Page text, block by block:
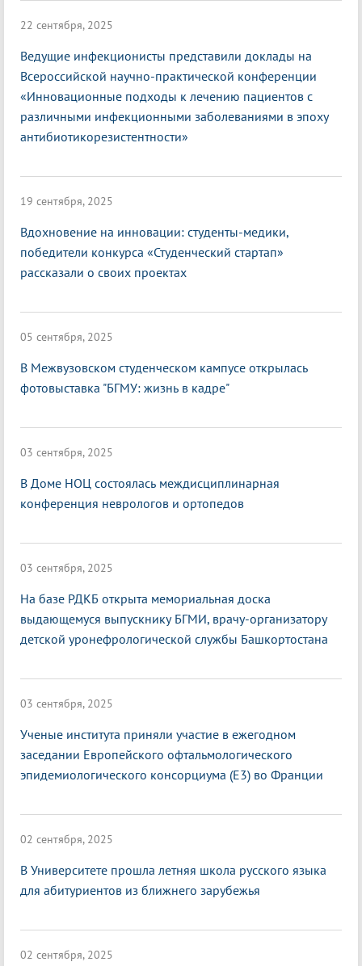
22 сентября, 2025
Ведущие инфекционисты представили доклады на
Всероссийской научно-практической конференции
«Инновационные подходы к лечению пациентов с
различными инфекционными заболеваниями в эпоху
антибиотикорезистентности»
19 сентября, 2025
Вдохновение на инновации: студенты-медики,
победители конкурса «Студенческий стартап»
рассказали о своих проектах
05 сентября, 2025
В Межвузовском студенческом кампусе открылась
фотовыставка "БГМУ: жизнь в кадре"
03 сентября, 2025
В Доме НОЦ состоялась междисциплинарная
конференция неврологов и ортопедов
03 сентября, 2025
На базе РДКБ открыта мемориальная доска
выдающемуся выпускнику БГМИ, врачу-организатору
детской уронефрологической службы Башкортостана
03 сентября, 2025
Ученые института приняли участие в ежегодном
заседании Европейского офтальмологического
эпидемиологического консорциума (E3) во Франции
02 сентября, 2025
В Университете прошла летняя школа русского языка
для абитуриентов из ближнего зарубежья
02 сентября, 2025